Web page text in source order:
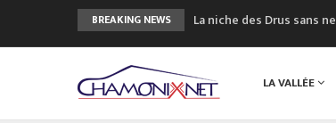
BREAKING NEWS
La niche des Drus sans
Craft ouvre un nouveau
3eme Chamonix Vallée
LA VALLÉE